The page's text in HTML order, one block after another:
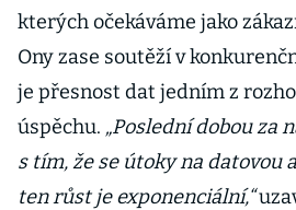
kterých očekáváme jako
Ony zase soutěží v
je přesnost dat jedním z
úspěchu. „Poslední dobou za
s tím, že se útoky na datovou
ten růst je exponenciální,“